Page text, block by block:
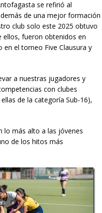
se refirió al
de una mejor formación
club solo este 2025 obtuvo
ellos, fueron obtenidos en
el torneo Five Clausura y
a nuestras jugadores y
con clubes
de la categoría Sub-16),
lo más alto a las jóvenes
de los hitos más